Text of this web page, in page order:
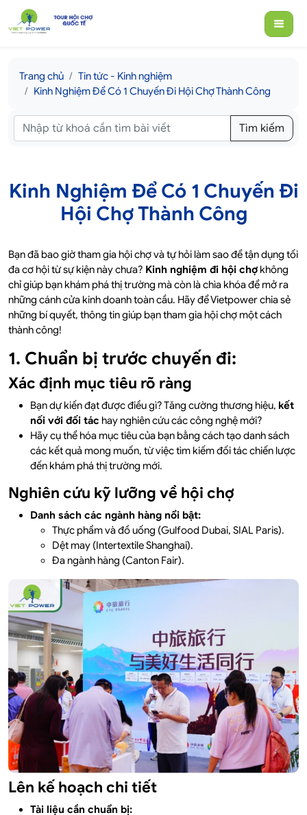
Trang chủ
Tin tức - Kinh nghiệm
Kinh Nghiệm Để Có 1 Chuyến Đi Hội Chợ Thành Công
Tìm kiếm
Kinh Nghiệm Để Có 1 Chuyến Đi
Hội Chợ Thành Công
Bạn đã bao giờ tham gia hội chợ và tự hỏi làm sao để tận dụng tối
đa cơ hội từ sự kiện này chưa? Kinh nghiệm đi hội chợ không
chỉ giúp bạn khám phá thị trường mà còn là chìa khóa để mở ra
những cánh cửa kinh doanh toàn cầu. Hãy để Vietpower chia sẻ
những bí quyết, thông tin giúp bạn tham gia hội chợ một cách
thành công!
1. Chuẩn bị trước chuyến đi:
Xác định mục tiêu rõ ràng
Bạn dự kiến đạt được điều gì? Tăng cường thương hiệu, kết
nối với đối tác hay nghiên cứu các công nghệ mới?
Hãy cụ thể hóa mục tiêu của bạn bằng cách tạo danh sách
các kết quả mong muốn, từ việc tìm kiếm đối tác chiến lược
đến khám phá thị trường mới.
Nghiên cứu kỹ lưỡng về hội chợ
Danh sách các ngành hàng nổi bật:
Thực phẩm và đồ uống (Gulfood Dubai, SIAL Paris).
Dệt may (Intertextile Shanghai).
Đa ngành hàng (Canton Fair).
Lên kế hoạch chi tiết
Tài liệu cần chuẩn bị: